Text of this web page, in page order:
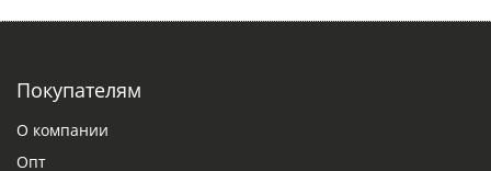
Покупателям
О компании
Опт